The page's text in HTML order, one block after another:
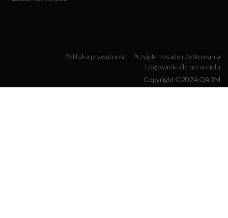
Polityka prywatności
Przyjęte zasady użytkowania
Logowanie dla personelu
Copyright ©2024 QARM